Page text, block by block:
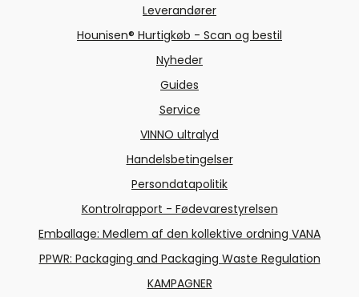
Leverandører
Hounisen® Hurtigkøb - Scan og bestil
Nyheder
Guides
Service
VINNO ultralyd
Handelsbetingelser
Persondatapolitik
Kontrolrapport - Fødevarestyrelsen
Emballage: Medlem af den kollektive ordning VANA
PPWR: Packaging and Packaging Waste Regulation
KAMPAGNER